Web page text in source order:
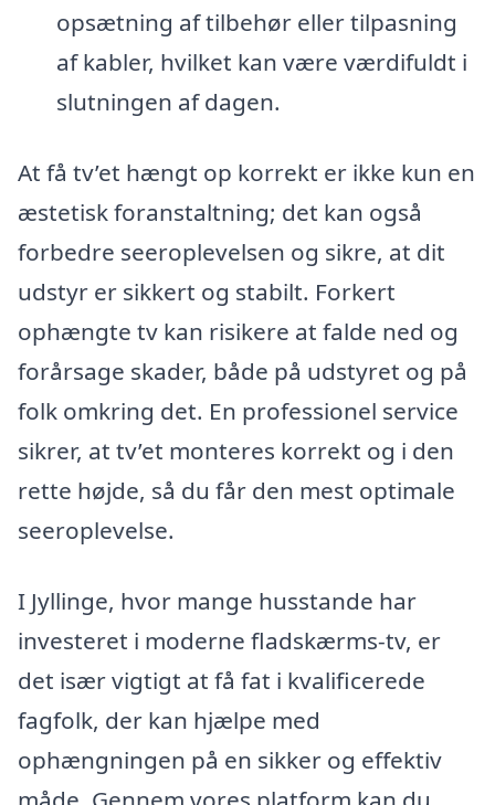
opsætning af tilbehør eller tilpasning
af kabler, hvilket kan være værdifuldt i
slutningen af dagen.
At få tv’et hængt op korrekt er ikke kun en
æstetisk foranstaltning; det kan også
forbedre seeroplevelsen og sikre, at dit
udstyr er sikkert og stabilt. Forkert
ophængte tv kan risikere at falde ned og
forårsage skader, både på udstyret og på
folk omkring det. En professionel service
sikrer, at tv’et monteres korrekt og i den
rette højde, så du får den mest optimale
seeroplevelse.
I Jyllinge, hvor mange husstande har
investeret i moderne fladskærms-tv, er
det især vigtigt at få fat i kvalificerede
fagfolk, der kan hjælpe med
ophængningen på en sikker og effektiv